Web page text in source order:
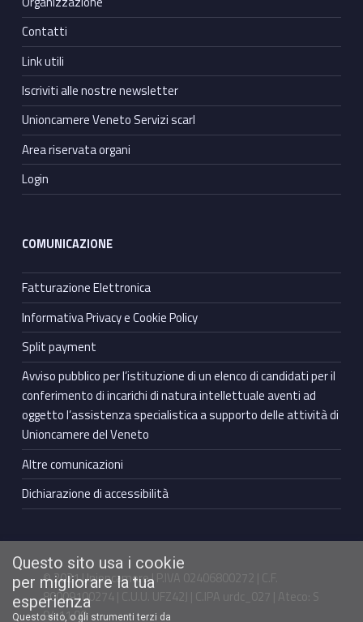
Contatti
Link utili
Iscriviti alle nostre newsletter
Unioncamere Veneto Servizi scarl
Area riservata organi
Login
COMUNICAZIONE
Fatturazione Elettronica
Informativa Privacy e Cookie Policy
Split payment
Avviso pubblico per l’istituzione di un elenco di candidati per il
conferimento di incarichi di natura intellettuale aventi ad
oggetto l’assistenza specialistica a supporto delle attività di
Unioncamere del Veneto
Altre comunicazioni
Dichiarazione di accessibilità
© 2021 Unioncamere | P.IVA 02406800272 | C.F.
80009100274 | C.U.U. UFZ42J | C.IPA urdc_027 | Ateco: S
94.11.00
Questo sito usa i cookie
per migliorare la tua
esperienza
Questo sito, o gli strumenti terzi da